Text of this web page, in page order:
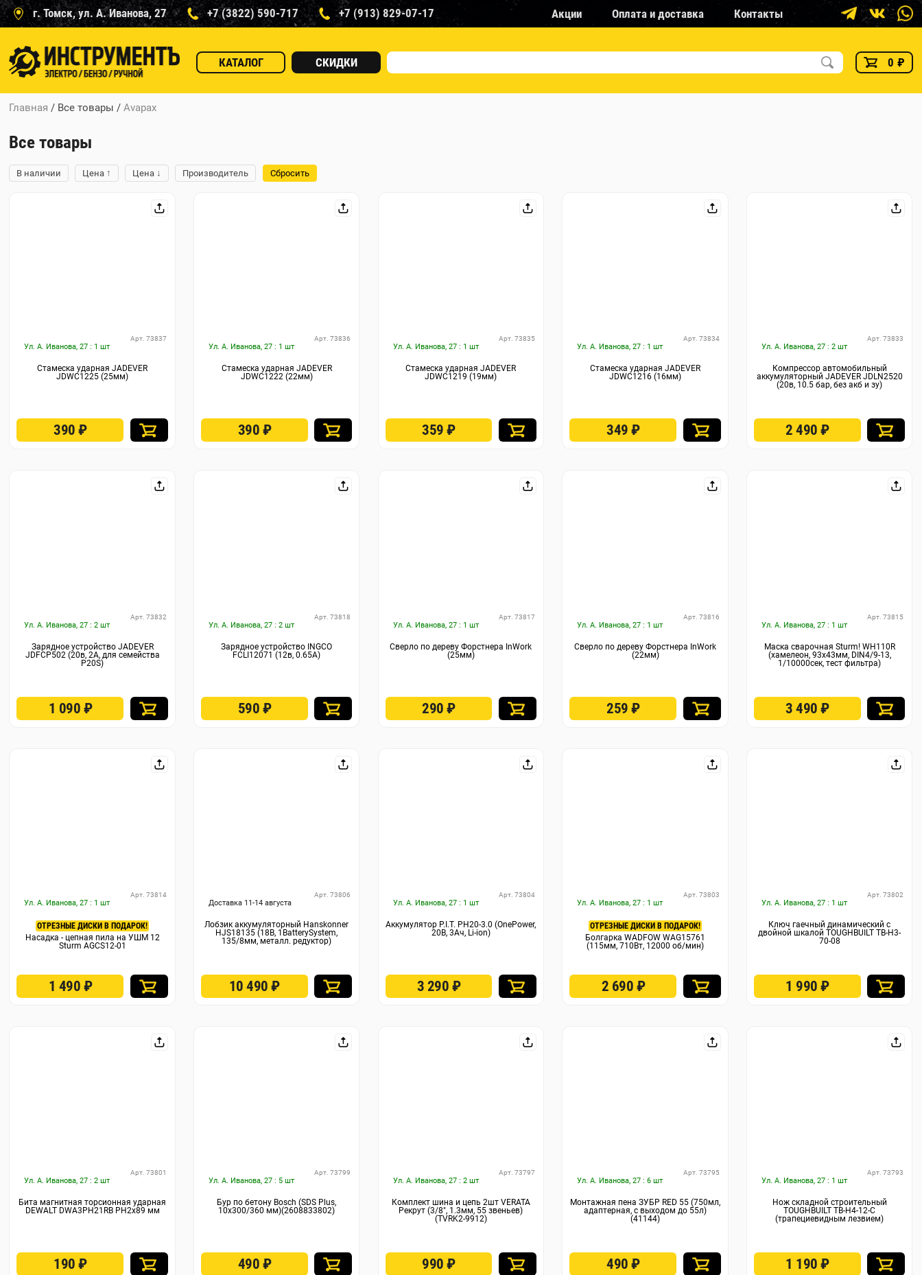
г. Томск, ул. А. Иванова, 27 +7 (3822) 590-717 +7 (913) 829-07-17 Акции Оплата и доставка Контакты
КАТАЛОГ СКИДКИ 0 ₽
Главная / Все товары /Avapax
Все товары
В наличии Цена ↑ Цена ↓ Производитель Сбросить
Ул. А. Иванова, 27 : 1 шт
Арт. 73837
Стамеска ударная JADEVER
JDWC1225 (25мм)
390₽
Ул. А. Иванова, 27 : 1 шт
Арт. 73836
Стамеска ударная JADEVER
JDWC1222 (22мм)
390 ₽
Ул. А. Иванова, 27 : 1 шт
Арт. 73835
Стамеска ударная JADEVER
JDWC1219 (19мм)
359₽
Ул. А. Иванова, 27 : 1 шт
Арт. 73834
Стамеска ударная JADEVER
JDWC1216 (16мм)
349₽
Ул. А. Иванова, 27 : 2 шт
Арт. 73833
Компрессор автомобильный
аккумуляторный JADEVER JDLN2520
(20в, 10.5 бар, без акб и зу)
2 490₽
Ул. А. Иванова, 27 : 2 шт
Арт. 73832
Зарядное устройство JADEVER
JDFCP502 (20в, 2А, для семейства
P20S)
1 090 ₽
Ул. А. Иванова, 27 : 2 шт
Арт. 73818
Зарядное устройство INGCO
FCLI12071 (12в, 0.65А)
590 ₽
Ул. А. Иванова, 27 : 1 шт
Арт. 73817
Сверло по дереву Форстнера InWork
(25мм)
290₽
Ул. А. Иванова, 27 : 1 шт
Арт. 73816
Сверло по дереву Форстнера InWork
(22мм)
259₽
Ул. А. Иванова, 27 : 1 шт
Арт. 73815
Маска сварочная Sturm! WH110R
(хамелеон, 93x43мм, DIN4/9-13,
1/10000сек, тест фильтра)
3 490₽
Ул. А. Иванова, 27 : 1 шт
Арт. 73814
ОТРЕЗНЫЕ ДИСКИ В ПОДАРОК!
Насадка - цепная пила на УШМ 12
Sturm AGCS12-01
1 490 ₽
Доставка 11-14 августа
Арт. 73806
Лобзик аккумуляторный Hanskonner
HJS18135 (18В, 1BatterySystem,
135/8мм, металл. редуктор)
10 490₽
Ул. А. Иванова, 27 : 1 шт
Арт. 73804
Аккумулятор P.I.T. PH20-3.0 (OnePower,
20В, 3Ач, Li-ion)
3 290 ₽
Ул. А. Иванова, 27 : 1 шт
Арт. 73803
ОТРЕЗНЫЕ ДИСКИ В ПОДАРОК!
Болгарка WADFOW WAG15761
(115мм, 710Вт, 12000 об/мин)
2 690 ₽
Ул. А. Иванова, 27 : 1 шт
Арт. 73802
Ключ гаечный динамический с
двойной шкалой TOUGHBUILT TB-H3-
70-08
1 990₽
Ул. А. Иванова, 27 : 2 шт
Арт. 73801
Бита магнитная торсионная ударная
DEWALT DWA3PH21RB PH2x89 мм
190₽
Ул. А. Иванова, 27 : 5 шт
Арт. 73799
Бур по бетону Bosch (SDS Plus,
10x300/360 мм)(2608833802)
490 ₽
Ул. А. Иванова, 27 : 2 шт
Арт. 73797
Комплект шина и цепь 2шт VERATA
Рекрут (3/8″, 1.3мм, 55 звеньев)
(TVRK2-9912)
990₽
Ул. А. Иванова, 27 : 6 шт
Арт. 73795
Монтажная пена ЗУБР RED 55 (750мл,
адаптерная, с выходом до 55л)
(41144)
490₽
Ул. А. Иванова, 27 : 1 шт
Арт. 73793
Нож складной строительный
TOUGHBUILT TB-H4-12-C
(трапециевидным лезвием)
1 190₽